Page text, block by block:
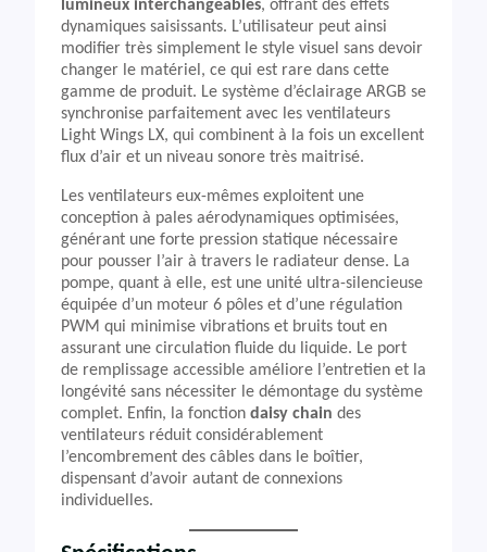
lumineux interchangeables, offrant des effets
dynamiques saisissants. L’utilisateur peut ainsi
modifier très simplement le style visuel sans devoir
changer le matériel, ce qui est rare dans cette
gamme de produit. Le système d’éclairage ARGB se
synchronise parfaitement avec les ventilateurs
Light Wings LX, qui combinent à la fois un excellent
flux d’air et un niveau sonore très maitrisé.
Les ventilateurs eux-mêmes exploitent une
conception à pales aérodynamiques optimisées,
générant une forte pression statique nécessaire
pour pousser l’air à travers le radiateur dense. La
pompe, quant à elle, est une unité ultra-silencieuse
équipée d’un moteur 6 pôles et d’une régulation
PWM qui minimise vibrations et bruits tout en
assurant une circulation fluide du liquide. Le port
de remplissage accessible améliore l’entretien et la
longévité sans nécessiter le démontage du système
complet. Enfin, la fonction daisy chain des
ventilateurs réduit considérablement
l’encombrement des câbles dans le boîtier,
dispensant d’avoir autant de connexions
individuelles.